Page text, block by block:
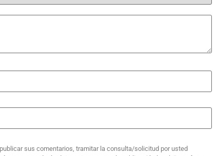
sus comentarios, tramitar la consulta/solicitud por usted